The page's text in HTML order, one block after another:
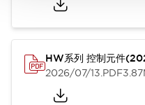
HW系列 控制元件
2026/07/13.PDF